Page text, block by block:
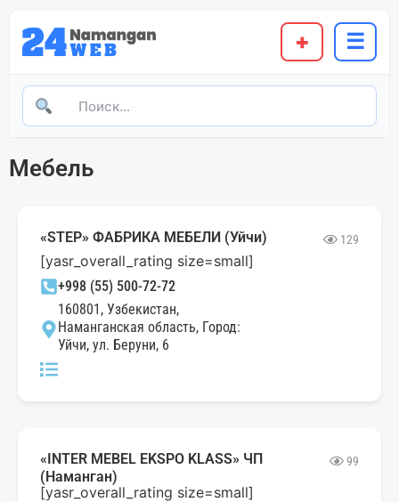
+ ☰
Мебель
«STEP» ФАБРИКА МЕБЕЛИ (Уйчи) 129
[yasr_overall_rating size=small]
+998 (55) 500-72-72
160801, Узбекистан,
Наманганская область, Город:
Уйчи, ул. Беруни, 6
«INTER MEBEL EKSPO KLASS» ЧП
(Наманган)
99
[yasr_overall_rating size=small]